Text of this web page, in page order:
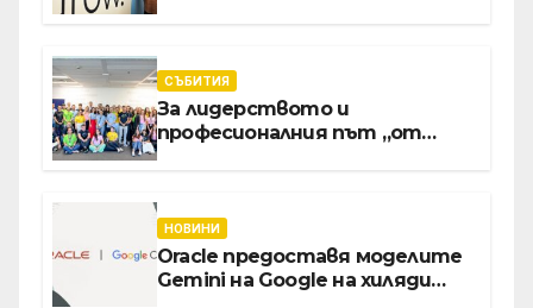
интелект
СЪБИТИЯ
За лидерството и
професионалния път „от
директор Асен Великов
НОВИНИ
Oracle предоставя моделите
Gemini на Google на хиляди